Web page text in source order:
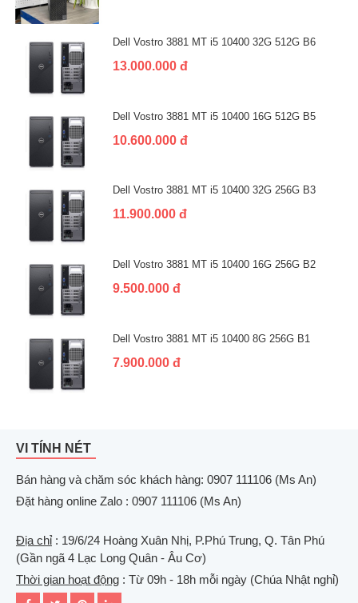
Dell Vostro 3881 MT i5 10400 32G 512G B6
13.000.000 đ
Dell Vostro 3881 MT i5 10400 16G 512G B5
10.600.000 đ
Dell Vostro 3881 MT i5 10400 32G 256G B3
11.900.000 đ
Dell Vostro 3881 MT i5 10400 16G 256G B2
9.500.000 đ
Dell Vostro 3881 MT i5 10400 8G 256G B1
7.900.000 đ
VI TÍNH NÉT
Bán hàng và chăm sóc khách hàng: 0907 111106 (Ms An)
Đặt hàng online Zalo : 0907 111106 (Ms An)
Địa chỉ: 19/6/24 Hoàng Xuân Nhị, P.Phú Trung, Q. Tân Phú
(Gần ngã 4 Lạc Long Quân - Âu Cơ)
Thời gian hoạt động : Từ 09h - 18h mỗi ngày (Chúa Nhật nghỉ)